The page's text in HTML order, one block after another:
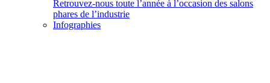
Retrouvez-nous toute l’année à l’occasion des salons
phares de l’industrie
Infographies